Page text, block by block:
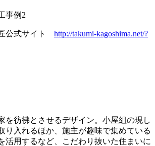
公式サイト http://takumi-kagoshima.net/?
を彷彿とさせるデザイン。小屋組の現し
り入れるほか、施主が趣味で集めている
活用するなど、こだわり抜いた住まいに